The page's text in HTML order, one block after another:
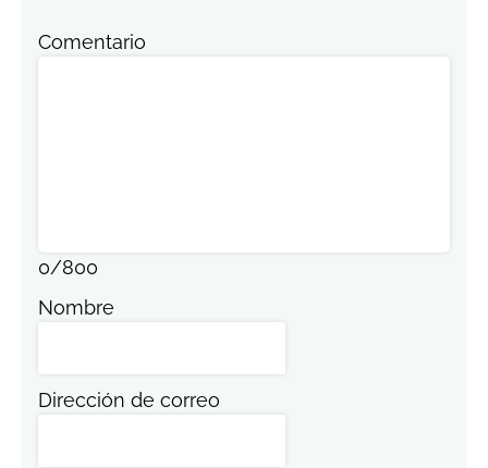
Comentario
0/800
Nombre
Dirección de correo